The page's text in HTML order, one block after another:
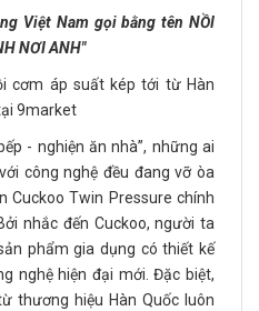
Việt Nam gọi bằng tên NỒI
NƠI ANH"
cơm áp suất kép tới từ Hàn
9market
- nghiện ăn nhà”, những ai
công nghệ đều đang vỡ òa
Cuckoo Twin Pressure chính
nhắc đến Cuckoo, người ta
phẩm gia dụng có thiết kế
nghệ hiện đại mới. Đặc biệt,
thương hiệu Hàn Quốc luôn